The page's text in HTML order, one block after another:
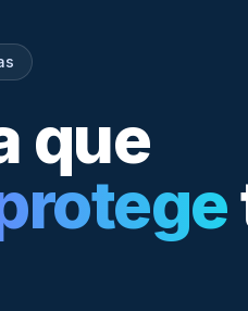
que